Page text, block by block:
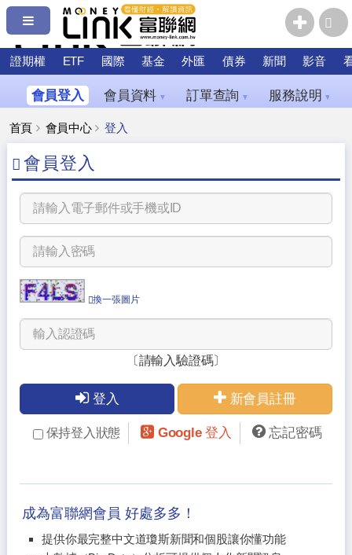
證期權 ETF 國際 基金 外匯 債券 新聞 影音
會員登入 會員資料 ▼ 訂單查詢 ▼ 服務說明 ▼
首頁 會員中心 登入
會員登入
換一張圖片
〔請輸入驗證碼〕
登入 新會員註冊
保持登入狀態 Google 登入 忘記密碼
成為富聯網會員 好處多多！
提供你最完整中文道瓊斯新聞和個股讓你懂功能